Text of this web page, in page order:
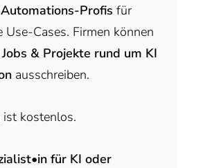
Profis für
Use-Cases. Firmen können
Jobs & Projekte rund um KI
ausschreiben.
kostenlos.
für KI oder